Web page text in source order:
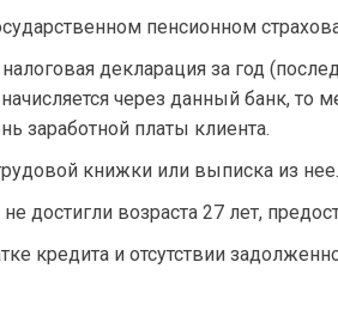
пенсионном
декларация за год
через данный банк, то
заработной платы клиента.
книжки или выписка из нее.
достигли возраста 27 лет,
кредита и отсутствии